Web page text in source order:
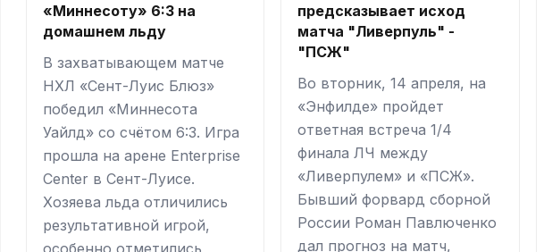
«Миннесоту» 6:3 на
домашнем льду
В захватывающем матче
НХЛ «Сент-Луис Блюз»
победил «Миннесота
Уайлд» со счётом 6:3. Игра
прошла на арене Enterprise
Center в Сент-Луисе.
Хозяева льда отличились
результативной игрой,
особенно отметились
предсказывает исход
матча "Ливерпуль" -
"ПСЖ"
Во вторник, 14 апреля, на
«Энфилде» пройдет
ответная встреча 1/4
финала ЛЧ между
«Ливерпулем» и «ПСЖ».
Бывший форвард сборной
России Роман Павлюченко
дал прогноз на матч,